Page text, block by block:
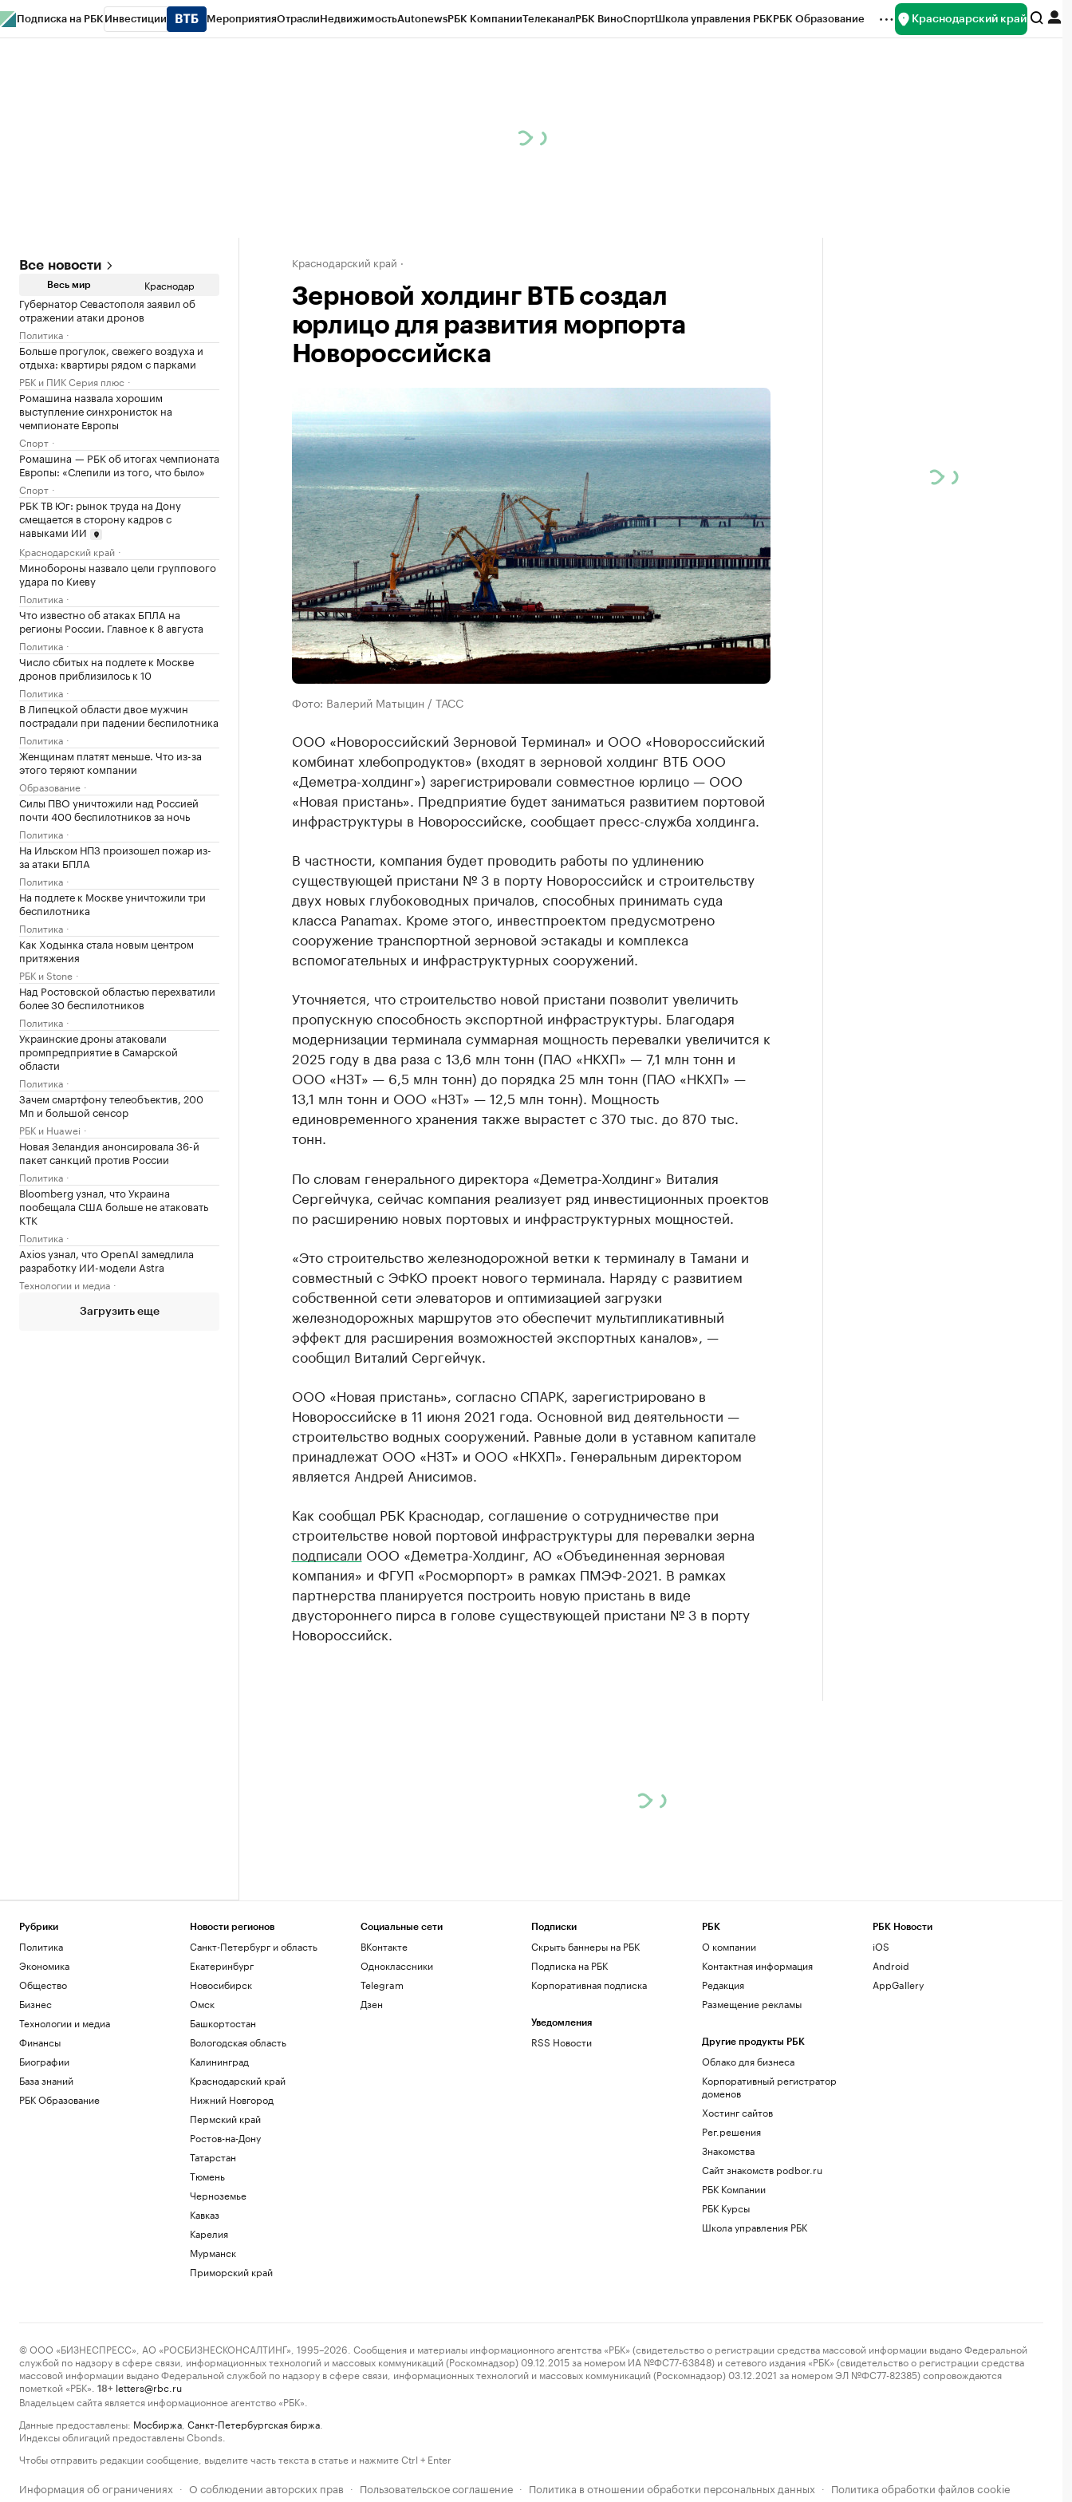
Подписка на РБК Инвестиции МероприятияОтраслиНедвижимостьAutonewsРБК КомпанииТелеканалРБК ВиноСпортШкола управления РБКРБК Образование Краснодарский край
Все новости
Весь мир Краснодар
Губернатор Севастополя заявил об
отражении атаки дронов
Политика
Больше прогулок, свежего воздуха и
отдыха: квартиры рядом с парками
РБК и ПИК Серия плюс
Ромашина назвала хорошим
выступление синхронисток на
чемпионате Европы
Спорт
Ромашина — РБК об итогах чемпионата
Европы: «Слепили из того, что было»
Спорт
РБК ТВ Юг: рынок труда на Дону
смещается в сторону кадров с
навыками ИИ
Краснодарский край
Минобороны назвало цели группового
удара по Киеву
Политика
Что известно об атаках БПЛА на
регионы России. Главное к 8 августа
Политика
Число сбитых на подлете к Москве
дронов приблизилось к 10
Политика
В Липецкой области двое мужчин
пострадали при падении беспилотника
Политика
Женщинам платят меньше. Что из-за
этого теряют компании
Образование
Силы ПВО уничтожили над Россией
почти 400 беспилотников за ночь
Политика
На Ильском НПЗ произошел пожар из-
за атаки БПЛА
Политика
На подлете к Москве уничтожили три
беспилотника
Политика
Как Ходынка стала новым центром
притяжения
РБК и Stone
Над Ростовской областью перехватили
более 30 беспилотников
Политика
Украинские дроны атаковали
промпредприятие в Самарской
области
Политика
Зачем смартфону телеобъектив, 200
Мп и большой сенсор
РБК и Huawei
Новая Зеландия анонсировала 36-й
пакет санкций против России
Политика
Bloomberg узнал, что Украина
пообещала США больше не атаковать
КТК
Политика
Axios узнал, что OpenAI замедлила
разработку ИИ-модели Astra
Технологии и медиа
Загрузить еще
Краснодарский край
Зерновой холдинг ВТБ создал
юрлицо для развития морпорта
Новороссийска
Фото: Валерий Матыцин / ТАСС
ООО «Новороссийский Зерновой Терминал» и ООО «Новороссийский
комбинат хлебопродуктов» (входят в зерновой холдинг ВТБ ООО
«Деметра-холдинг») зарегистрировали совместное юрлицо — ООО
«Новая пристань». Предприятие будет заниматься развитием портовой
инфраструктуры в Новороссийске, сообщает пресс-служба холдинга.
В частности, компания будет проводить работы по удлинению
существующей пристани № 3 в порту Новороссийск и строительству
двух новых глубоководных причалов, способных принимать суда
класса Panamax. Кроме этого, инвестпроектом предусмотрено
сооружение транспортной зерновой эстакады и комплекса
вспомогательных и инфраструктурных сооружений.
Уточняется, что строительство новой пристани позволит увеличить
пропускную способность экспортной инфраструктуры. Благодаря
модернизации терминала суммарная мощность перевалки увеличится к
2025 году в два раза с 13,6 млн тонн (ПАО «НКХП» — 7,1 млн тонн и
ООО «НЗТ» — 6,5 млн тонн) до порядка 25 млн тонн (ПАО «НКХП» —
13,1 млн тонн и ООО «НЗТ» — 12,5 млн тонн). Мощность
единовременного хранения также вырастет с 370 тыс. до 870 тыс.
тонн.
По словам генерального директора «Деметра-Холдинг» Виталия
Сергейчука, сейчас компания реализует ряд инвестиционных проектов
по расширению новых портовых и инфраструктурных мощностей.
«Это строительство железнодорожной ветки к терминалу в Тамани и
совместный с ЭФКО проект нового терминала. Наряду с развитием
собственной сети элеваторов и оптимизацией загрузки
железнодорожных маршрутов это обеспечит мультипликативный
эффект для расширения возможностей экспортных каналов», —
сообщил Виталий Сергейчук.
ООО «Новая пристань», согласно СПАРК, зарегистрировано в
Новороссийске в 11 июня 2021 года. Основной вид деятельности —
строительство водных сооружений. Равные доли в уставном капитале
принадлежат ООО «НЗТ» и ООО «НКХП». Генеральным директором
является Андрей Анисимов.
Как сообщал РБК Краснодар, соглашение о сотрудничестве при
строительстве новой портовой инфраструктуры для перевалки зерна
подписали ООО «Деметра-Холдинг, АО «Объединенная зерновая
компания» и ФГУП «Росморпорт» в рамках ПМЭФ-2021. В рамках
партнерства планируется построить новую пристань в виде
двустороннего пирса в голове существующей пристани № 3 в порту
Новороссийск.
Рубрики
Политика
Экономика
Общество
Бизнес
Технологии и медиа
Финансы
Биографии
База знаний
РБК Образование
Новости регионов
Санкт-Петербург и область
Екатеринбург
Новосибирск
Омск
Башкортостан
Вологодская область
Калининград
Краснодарский край
Нижний Новгород
Пермский край
Ростов-на-Дону
Татарстан
Тюмень
Черноземье
Кавказ
Карелия
Мурманск
Приморский край
Социальные сети
ВКонтакте
Одноклассники
Telegram
Дзен
Подписки
Скрыть баннеры на РБК
Подписка на РБК
Корпоративная подписка
Уведомления
RSS Новости
РБК
О компании
Контактная информация
Редакция
Размещение рекламы
Другие продукты РБК
Облако для бизнеса
Корпоративный регистратор
доменов
Хостинг сайтов
Рег.решения
Знакомства
Сайт знакомств podbor.ru
РБК Компании
РБК Курсы
Школа управления РБК
РБК Новости
iOS
Android
AppGallery
© ООО «БИЗНЕСПРЕСС», АО «РОСБИЗНЕСКОНСАЛТИНГ», 1995–2026. Сообщения и материалы информационного агентства «РБК» (свидетельство о регистрации средства массовой информации выдано Федеральной
службой по надзору в сфере связи, информационных технологий и массовых коммуникаций (Роскомнадзор) 09.12.2015 за номером ИА №ФС77-63848) и сетевого издания «РБК» (свидетельство о регистрации средства
массовой информации выдано Федеральной службой по надзору в сфере связи, информационных технологий и массовых коммуникаций (Роскомнадзор) 03.12.2021 за номером ЭЛ №ФС77-82385) сопровождаются
пометкой «РБК».
18+ letters@rbc.ru
Владельцем сайта является информационное агентство «РБК».
Данные предоставлены: Мосбиржа Санкт-Петербургская биржа
Индексы облигаций предоставлены Cbonds.
Чтобы отправить редакции сообщение, выделите часть текста в статье и нажмите Ctrl + Enter
Информация об ограничениях · О соблюдении авторских прав · Пользовательское соглашение · Политика в отношении обработки персональных данных · Политика обработки файлов cookie